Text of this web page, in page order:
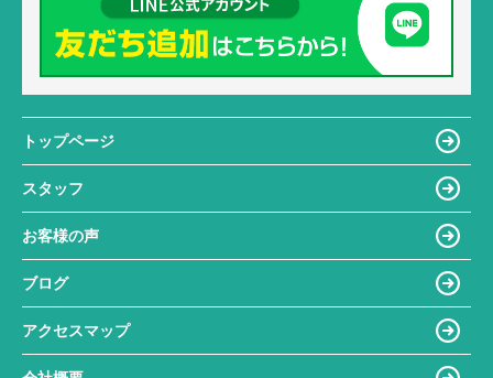
トップページ
スタッフ
お客様の声
ブログ
アクセスマップ